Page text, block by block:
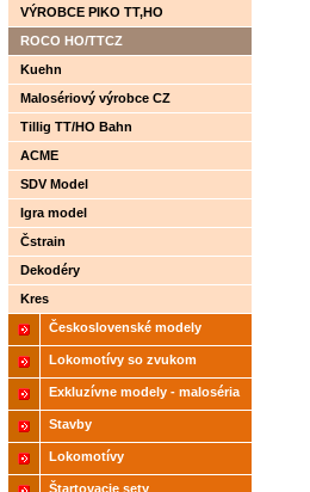
VÝROBCE PIKO TT,HO
ROCO HO/TTCZ
Kuehn
Malosériový výrobce CZ
Tillig TT/HO Bahn
ACME
SDV Model
Igra model
Čstrain
Dekodéry
Kres
Československé modely
ČSD,ČD
Lokomotívy so zvukom
Exkluzívne modely - maloséria
Stavby
Lokomotívy
Štartovacie sety